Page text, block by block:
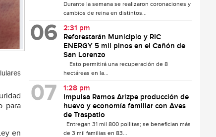
para
en
Durante la semana se realizaron coronaciones y
cambios de reina en distintos...
2:31 pm
Reforestarán Municipio y RIC
ENERGY 5 mil pinos en el Cañón de
San Lorenzo
Esto permitirá una recuperación de 8
hectáreas en la...
1:28 pm
Impulsa Ramos Arizpe producción de
huevo y economía familiar con Aves
de Traspatio
Entregan 31 mil 800 pollitas; se benefician más
de 3 mil familias en 83...